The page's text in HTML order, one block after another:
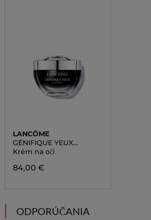
LANCÔME
GÉNIFIQUE YEUX
ULTIMATE
Krém na oči
84,00 €
ODPORÚČANIA